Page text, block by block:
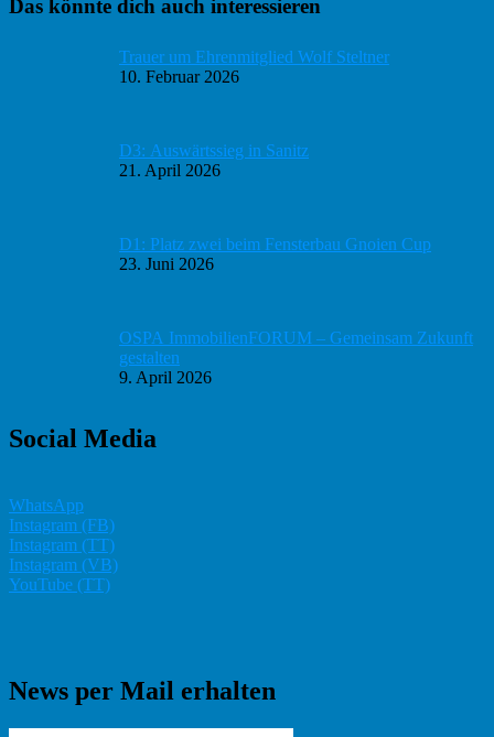
Haupt-
Das könnte dich auch interessieren
Trauer um Ehrenmitglied Wolf Steltner
10. Februar 2026
D3: Auswärtssieg in Sanitz
21. April 2026
D1: Platz zwei beim Fensterbau Gnoien Cup
23. Juni 2026
OSPA ImmobilienFORUM – Gemeinsam Zukunft
gestalten
9. April 2026
Social Media
WhatsApp
Instagram (FB)
Instagram (TT)
Instagram (VB)
YouTube (TT)
News per Mail erhalten